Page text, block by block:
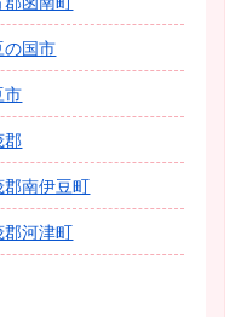
の国市
市
郡
郡南伊豆町
郡河津町